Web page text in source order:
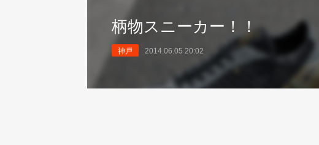
柄物スニーカー！！
神戸 2014.06.05 20:02